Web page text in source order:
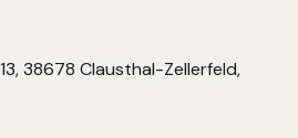
38678 Clausthal-Zellerfeld,